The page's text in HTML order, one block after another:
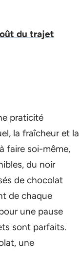
du trajet
praticité
la fraîcheur et la
faire soi-même,
du noir
de chocolat
de chaque
une pause
sont parfaits.
une